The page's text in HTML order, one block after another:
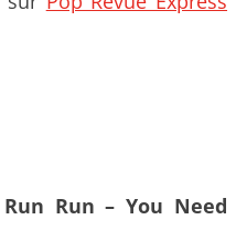
Run – You Need